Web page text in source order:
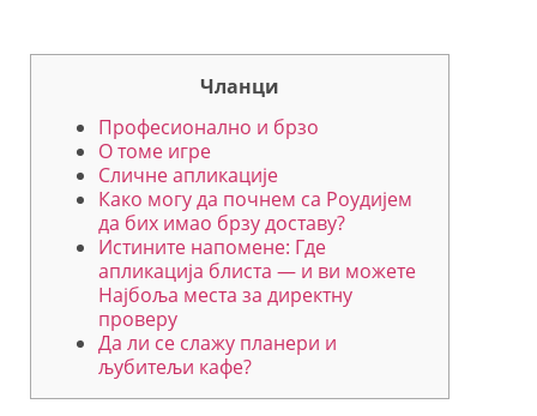
Чланци
Професионално и брзо
О томе игре
Сличне апликације
Како могу да почнем са Роудијем
да бих имао брзу доставу?
Истините напомене: Где
апликација блиста — и ви можете
Најбоља места за директну
проверу
Да ли се слажу планери и
љубитељи кафе?